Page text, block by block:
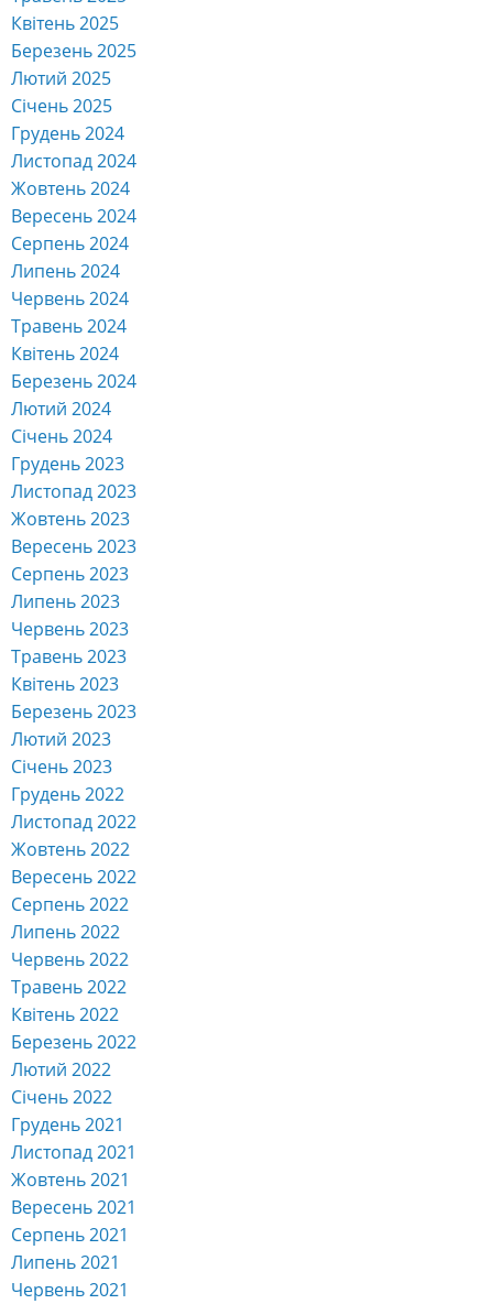
Квітень 2025
Березень 2025
Лютий 2025
Січень 2025
Грудень 2024
Листопад 2024
Жовтень 2024
Вересень 2024
Серпень 2024
Липень 2024
Червень 2024
Травень 2024
Квітень 2024
Березень 2024
Лютий 2024
Січень 2024
Грудень 2023
Листопад 2023
Жовтень 2023
Вересень 2023
Серпень 2023
Липень 2023
Червень 2023
Травень 2023
Квітень 2023
Березень 2023
Лютий 2023
Січень 2023
Грудень 2022
Листопад 2022
Жовтень 2022
Вересень 2022
Серпень 2022
Липень 2022
Червень 2022
Травень 2022
Квітень 2022
Березень 2022
Лютий 2022
Січень 2022
Грудень 2021
Листопад 2021
Жовтень 2021
Вересень 2021
Серпень 2021
Липень 2021
Червень 2021